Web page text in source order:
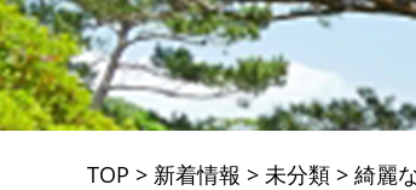
TOP > 新着情報 > 未分類 > 綺麗